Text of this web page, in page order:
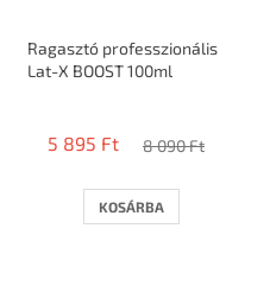
Ragasztó professzionális
Lat-X BOOST 100ml
átlagos
5-
ből
5 895 Ft 8 090 Ft
KOSÁRBA